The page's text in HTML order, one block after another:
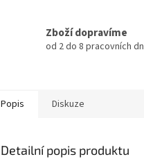
Zboží dopravíme
od 2 do 8 pracovních
Popis Diskuze
Detailní popis produktu